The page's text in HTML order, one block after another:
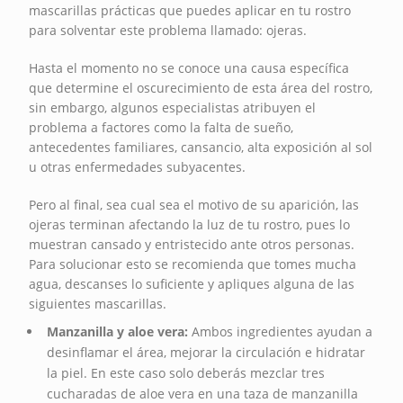
mascarillas prácticas que puedes aplicar en tu rostro
para solventar este problema llamado: ojeras.
Hasta el momento no se conoce una causa específica
que determine el oscurecimiento de esta área del rostro,
sin embargo, algunos especialistas atribuyen el
problema a factores como la falta de sueño,
antecedentes familiares, cansancio, alta exposición al sol
u otras enfermedades subyacentes.
Pero al final, sea cual sea el motivo de su aparición, las
ojeras terminan afectando la luz de tu rostro, pues lo
muestran cansado y entristecido ante otros personas.
Para solucionar esto se recomienda que tomes mucha
agua, descanses lo suficiente y apliques alguna de las
siguientes mascarillas.
Manzanilla y aloe vera: Ambos ingredientes ayudan a
desinflamar el área, mejorar la circulación e hidratar
la piel. En este caso solo deberás mezclar tres
cucharadas de aloe vera en una taza de manzanilla